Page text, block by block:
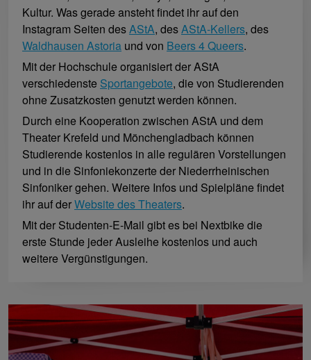
Kultur. Was gerade ansteht findet ihr auf den
Instagram Seiten desAStA, desAStA-Kellers, des
Waldhausen Astoria und von Beers 4 Queers.
Mit der Hochschule organisiert der AStA
verschiedenste Sportangebote, die von Studierenden
ohne Zusatzkosten genutzt werden können.
Durch eine Kooperation zwischen AStA und dem
Theater Krefeld und Mönchengladbach können
Studierende kostenlos in alle regulären Vorstellungen
und in die Sinfoniekonzerte der Niederrheinischen
Sinfoniker gehen. Weitere Infos und Spielpläne findet
ihr auf derWebsite des Theaters.
Mit der Studenten-E-Mail gibt es bei Nextbike die
erste Stunde jeder Ausleihe kostenlos und auch
weitere Vergünstigungen.